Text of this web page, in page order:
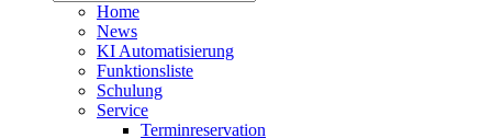
Home
News
KI Automatisierung
Funktionsliste
Schulung
Service
Terminreservation